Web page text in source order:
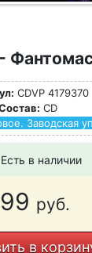
CDVP 4179370
CD
Заводская
Есть в наличии
руб.
в